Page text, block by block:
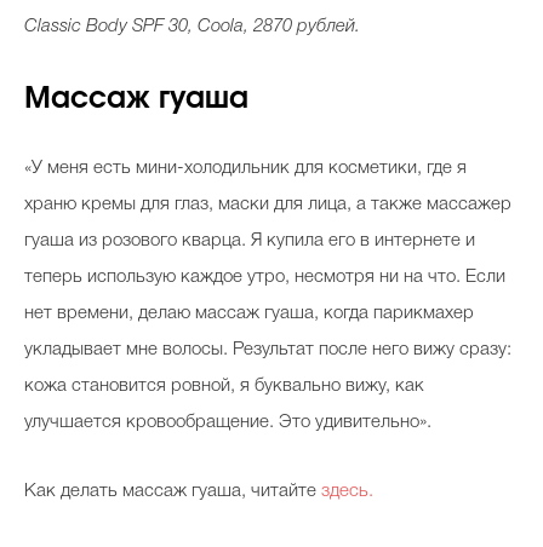
Classic Body SPF 30, Coola, 2870 рублей.
Массаж гуаша
«У меня есть мини-холодильник для косметики, где я
храню кремы для глаз, маски для лица, а также массажер
гуаша из розового кварца. Я купила его в интернете и
теперь использую каждое утро, несмотря ни на что. Если
нет времени, делаю массаж гуаша, когда парикмахер
укладывает мне волосы. Результат после него вижу сразу:
кожа становится ровной, я буквально вижу, как
улучшается кровообращение. Это удивительно».
Как делать массаж гуаша, читайте здесь.